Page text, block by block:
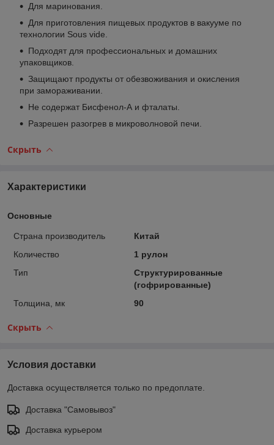
Для маринования.
Для приготовления пищевых продуктов в вакууме по
технологии Sous vide.
Подходят для профессиональных и домашних
упаковщиков.
Защищают продукты от обезвоживания и окисления
при замораживании.
Не содержат Бисфенол-А и фталаты.
Разрешен разогрев в микроволновой печи.
Скрыть
Характеристики
Основные
Страна производитель
Китай
Количество
1 рулон
Тип
Структурированные
(гофрированные)
Толщина, мк
90
Скрыть
Условия доставки
Доставка осуществляется только по предоплате.
Доставка "Самовывоз"
Доставка курьером